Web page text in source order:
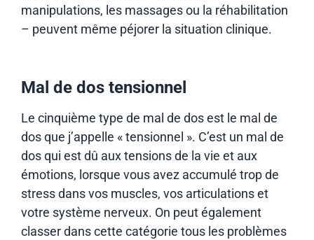
manipulations, les massages ou la réhabilitation
– peuvent même péjorer la situation clinique.
Mal de dos tensionnel
Le cinquième type de mal de dos est le mal de
dos que j’appelle « tensionnel ». C’est un mal de
dos qui est dû aux tensions de la vie et aux
émotions, lorsque vous avez accumulé trop de
stress dans vos muscles, vos articulations et
votre système nerveux. On peut également
classer dans cette catégorie tous les problèmes